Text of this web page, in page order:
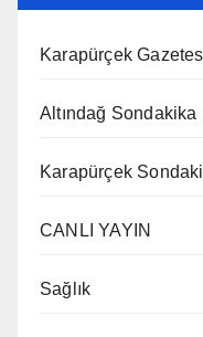
Karapürçek
Altındağ Sondakika
Karapürçek
CANLI YAYIN
Sağlık